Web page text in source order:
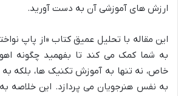
ارزش های آموزشی آن به دست آورید.
این مقاله با تحلیل عمیق کتاب «از پاپ
به شما کمک می کند تا بفهمید چگونه
خاص، نه تنها به آموزش تکنیک ها، بلکه به
به نفس هنرجویان می پردازد. این خلاصه